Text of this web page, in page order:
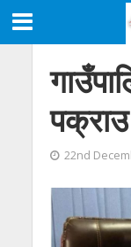
पक्राउ
22nd